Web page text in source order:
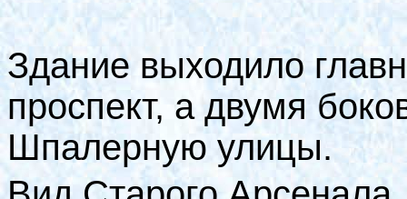
Здание выходило
проспект, а двумя
Шпалерную улицы.